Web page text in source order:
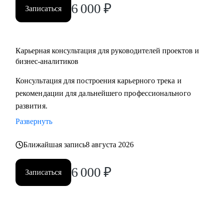
Записаться 6 000 ₽
Карьерная консультация для руководителей проектов и
бизнес-аналитиков
Консультация для построения карьерного трека и
рекомендации для дальнейшего профессионального
развития.
Развернуть
Ближайшая запись8 августа 2026
Записаться 6 000 ₽